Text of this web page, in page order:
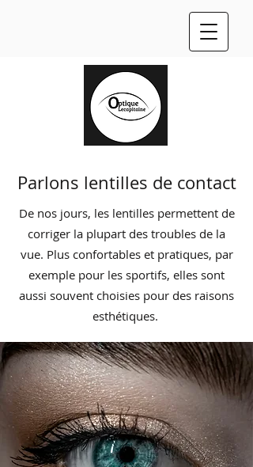
Parlons lentilles de contact
De nos jours, les lentilles permettent de
corriger la plupart des troubles de la
vue. Plus confortables et pratiques, par
exemple pour les sportifs, elles sont
aussi souvent choisies pour des raisons
esthétiques.